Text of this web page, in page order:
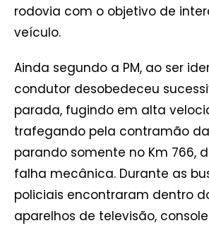
rodovia com o objetivo de
veículo.
Ainda segundo a PM, ao ser
condutor desobedeceu
parada, fugindo em alta
trafegando pela contramão
parando somente no Km 766,
falha mecânica. Durante as
policiais encontraram dentro
aparelhos de televisão,